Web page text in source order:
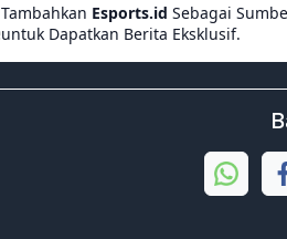
Tambahkan Esports.id Sebagai
untuk Dapatkan Berita Eksklusif.